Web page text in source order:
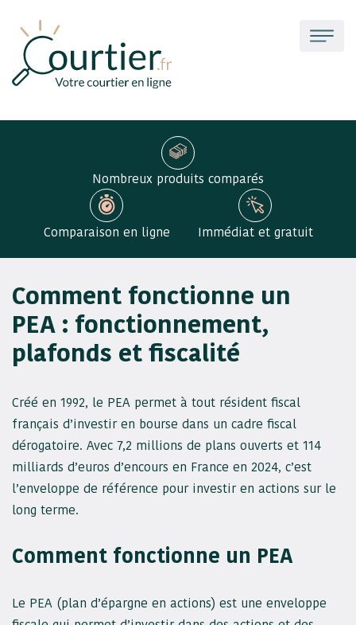
Nombreux produits comparés
Comparaison en ligne Immédiat et gratuit
Comment fonctionne un
PEA : fonctionnement,
plafonds et fiscalité
Créé en 1992, le PEA permet à tout résident fiscal
français d’investir en bourse dans un cadre fiscal
dérogatoire. Avec 7,2 millions de plans ouverts et 114
milliards d’euros d’encours en France en 2024, c’est
l’enveloppe de référence pour investir en actions sur le
long terme.
Comment fonctionne un PEA
Le PEA (plan d’épargne en actions) est une enveloppe